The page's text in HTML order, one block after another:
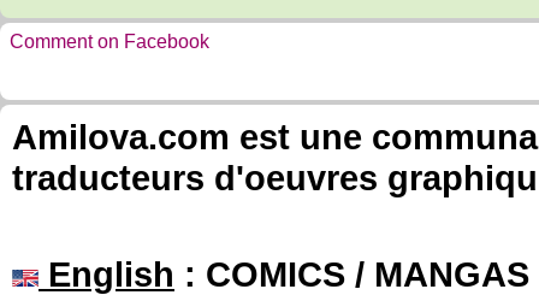
Comment on Facebook
Amilova.com est une
traducteurs d'oeuvres
English : COMICS /